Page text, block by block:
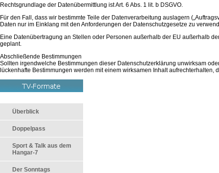
Rechtsgrundlage der Datenübermittlung ist Art. 6 Abs. 1 lit. b DSGVO.
Für den Fall, dass wir bestimmte Teile der Datenverarbeitung auslagern
Daten nur im Einklang mit den Anforderungen der Datenschutzgesetze zu
Eine Datenübertragung an Stellen oder Personen außerhalb der EU außerhalb
geplant.
Abschließende Bestimmungen
Sollten irgendwelche Bestimmungen dieser Datenschutzerklärung unwirksam
lückenhafte Bestimmungen werden mit einem wirksamen Inhalt
Überblick
Doppelpass
Sport & Talk aus dem
Hangar-7
Der Sonntags